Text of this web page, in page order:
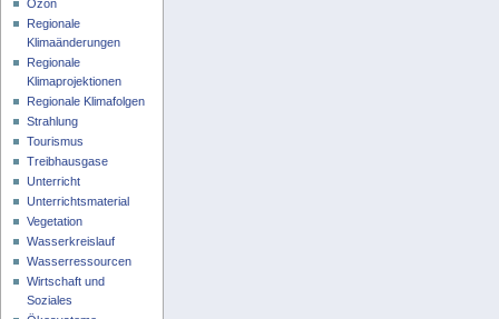
Ozon
Regionale
Klimaänderungen
Regionale
Klimaprojektionen
Regionale Klimafolgen
Strahlung
Tourismus
Treibhausgase
Unterricht
Unterrichtsmaterial
Vegetation
Wasserkreislauf
Wasserressourcen
Wirtschaft und
Soziales